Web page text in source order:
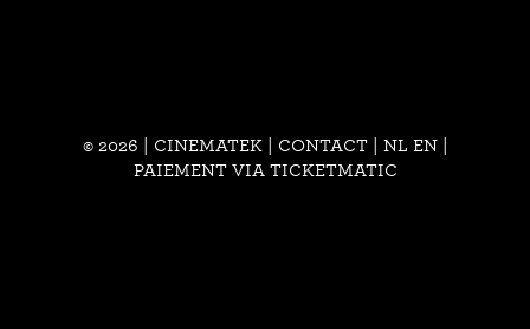
© 2026 | CINEMATEK | CONTACT| NL EN
PAIEMENT VIA TICKETMATIC